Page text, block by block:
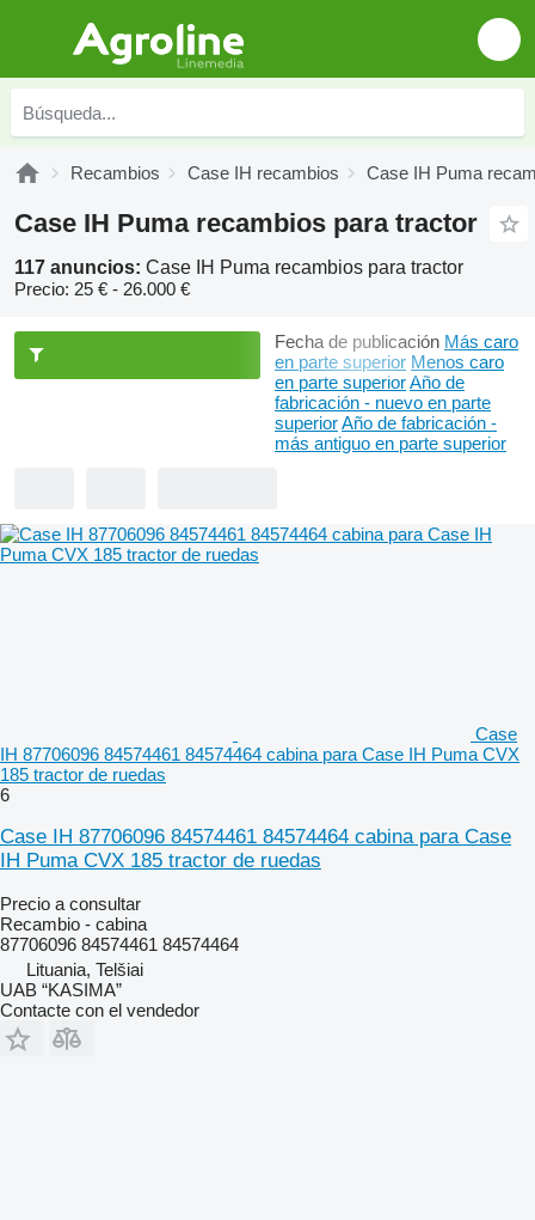
Recambios Case IH recambios Case IH Puma
Case IH Puma recambios para tractor
117 anuncios: Case IH Puma recambios para tractor
Precio: 25 € - 26.000 €
Fecha de publicación Más caro
en parte superior Menos caro
en parte superiorAño de
fabricación - nuevo en parte
superiorAño de fabricación -
más antiguo en parte superior
Case
IH 87706096 84574461 84574464 cabina para Case IH Puma CVX
185 tractor de ruedas
6
Case IH 87706096 84574461 84574464 cabina para Case
IH Puma CVX 185 tractor de ruedas
Precio a consultar
Recambio - cabina
87706096 84574461 84574464
Lituania, Telšiai
UAB “KASIMA”
Contacte con el vendedor